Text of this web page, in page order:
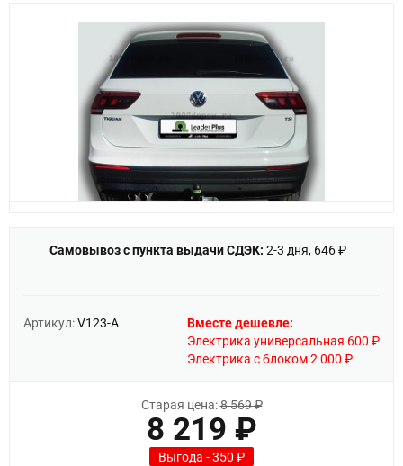
Самовывоз с пункта выдачи СДЭК: 2-3 дня, 646 ₽
Артикул:V123-A
Вместе дешевле:
Электрика универсальная 600 ₽
Электрика с блоком 2 000 ₽
Старая цена:8 569 ₽
8 219 ₽
Выгода - 350 ₽